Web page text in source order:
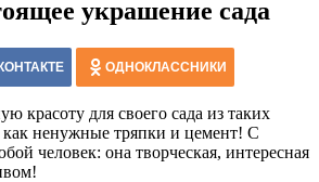
украшение сада
ОДНОКЛАССНИКИ
красоту для своего сада из таких
как ненужные тряпки и цемент! С
человек: она творческая, интересная